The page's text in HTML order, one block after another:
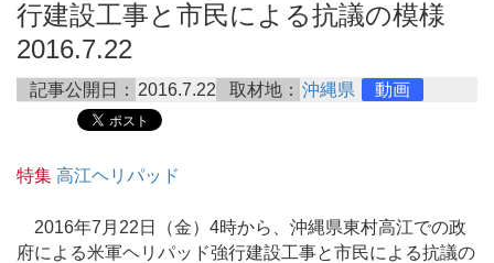
行建設工事と市民による抗議の模様
2016.7.22
記事公開日： 2016.7.22 取材地： 沖縄県 動画
特集 高江ヘリパッド
2016年7月22日（金）4時から、沖縄県東村高江での政
府による米軍ヘリパッド強行建設工事と市民による抗議の